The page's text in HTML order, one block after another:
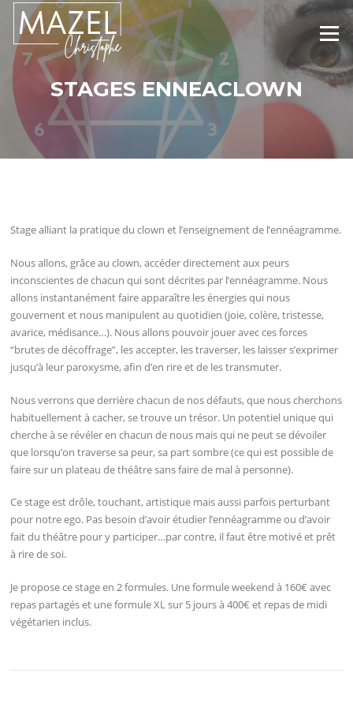
Aller
contenu
Menu
STAGES ENNEACLOWN
Stage alliant la pratique du clown et l’enseignement de l’ennéagramme.
Nous allons, grâce au clown, accéder directement aux peurs
inconscientes de chacun qui sont décrites par l’ennéagramme. Nous
allons instantanément faire apparaître les énergies qui nous
gouvernent et nous manipulent au quotidien (joie, colère, tristesse,
avarice, médisance…). Nous allons pouvoir jouer avec ces forces
“brutes de décoffrage”, les accepter, les traverser, les laisser s’exprimer
jusqu’à leur paroxysme, afin d’en rire et de les transmuter.
Nous verrons que derrière chacun de nos défauts, que nous cherchons
habituellement à cacher, se trouve un trésor. Un potentiel unique qui
cherche à se révéler en chacun de nous mais qui ne peut se dévoiler
que lorsqu’on traverse sa peur, sa part sombre (ce qui est possible de
faire sur un plateau de théâtre sans faire de mal à personne).
Ce stage est drôle, touchant, artistique mais aussi parfois perturbant
pour notre ego. Pas besoin d’avoir étudier l’ennéagramme ou d’avoir
fait du théâtre pour y participer…par contre, il faut être motivé et prêt
à rire de soi.
Je propose ce stage en 2 formules. Une formule weekend à 160€ avec
repas partagés et une formule XL sur 5 jours à 400€ et repas de midi
végétarien inclus.